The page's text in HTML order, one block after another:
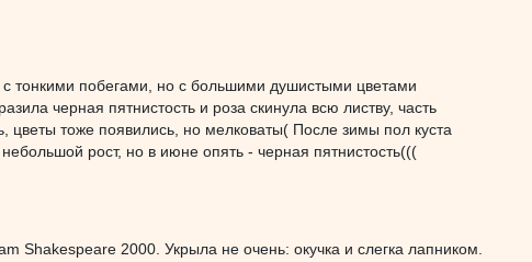
тонкими побегами, но с большими душистыми цветами
черная пятнистость и роза скинула всю листву, часть
цветы тоже появились, но мелковаты( После зимы пол куста
рост, но в июне опять - черная пятнистость(((
Shakespeare 2000. Укрыла не очень: окучка и слегка лапником.